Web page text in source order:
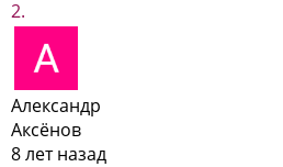
Александр
Аксёнов
8 лет назад